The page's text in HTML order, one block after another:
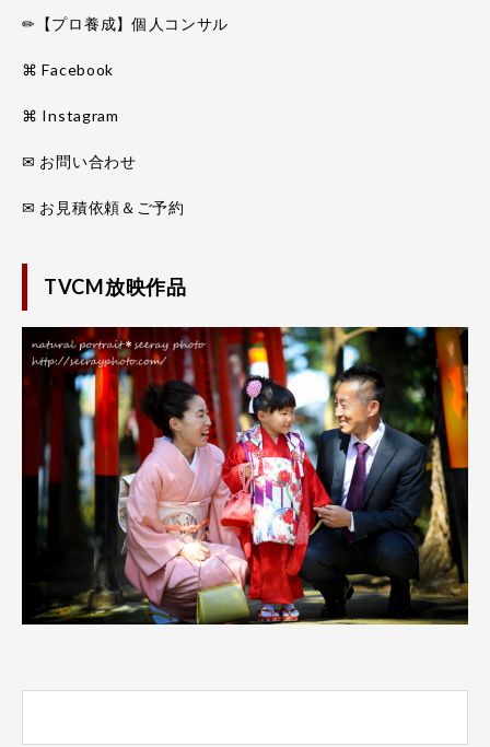
✏【プロ養成】個人コンサル
⌘ Facebook
⌘ Instagram
✉ お問い合わせ
✉ お見積依頼＆ご予約
TVCM放映作品